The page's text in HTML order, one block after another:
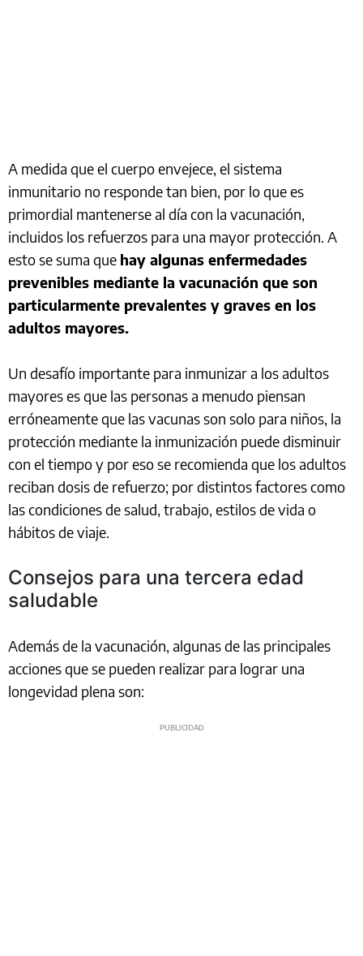
A medida que el cuerpo envejece, el sistema
inmunitario no responde tan bien, por lo que es
primordial mantenerse al día con la vacunación,
incluidos los refuerzos para una mayor protección. A
esto se suma que hay algunas enfermedades
prevenibles mediante la vacunación que son
particularmente prevalentes y graves en los
adultos mayores.
Un desafío importante para inmunizar a los adultos
mayores es que las personas a menudo piensan
erróneamente que las vacunas son solo para niños, la
protección mediante la inmunización puede disminuir
con el tiempo y por eso se recomienda que los adultos
reciban dosis de refuerzo; por distintos factores como
las condiciones de salud, trabajo, estilos de vida o
hábitos de viaje.
Consejos para una tercera edad
saludable
Además de la vacunación, algunas de las principales
acciones que se pueden realizar para lograr una
longevidad plena son: